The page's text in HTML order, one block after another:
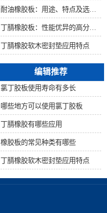
丁腈橡胶软木密封垫应用特点
编辑推荐
氯丁胶板使用寿命有多长
哪些地方可以使用氯丁胶板
丁腈橡胶有哪些应用
橡胶板的常见种类有哪些
丁腈橡胶软木密封垫应用特点